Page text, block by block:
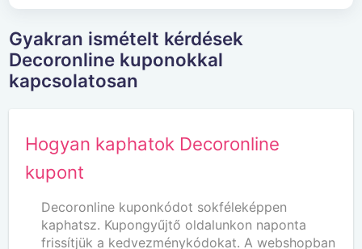
Gyakran ismételt kérdések
Decoronline kuponokkal
kapcsolatosan
Hogyan kaphatok Decoronline
kupont
Decoronline kuponkódot sokféleképpen
kaphatsz. Kupongyűjtő oldalunkon naponta
frissítjük a kedvezménykódokat. A webshopban